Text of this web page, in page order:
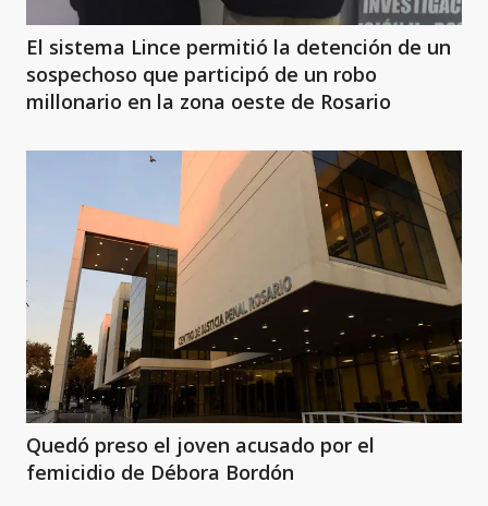
El sistema Lince permitió la detención de un
sospechoso que participó de un robo
millonario en la zona oeste de Rosario
Quedó preso el joven acusado por el
femicidio de Débora Bordón